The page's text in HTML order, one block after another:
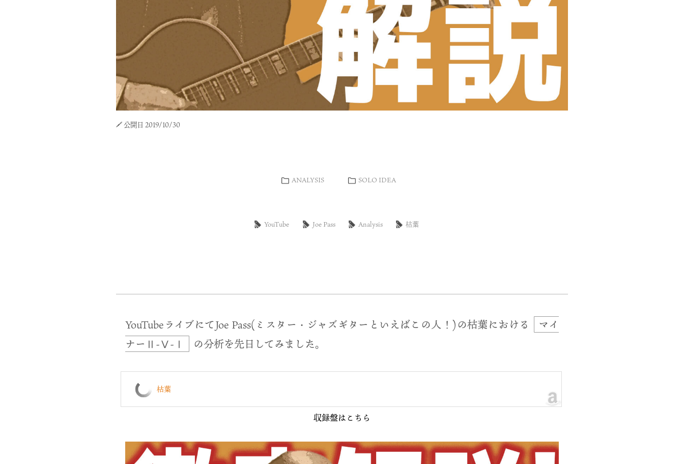
公開日 2019/10/30
ANALYSIS SOLO IDEA
YouTube Joe Pass Analysis 枯葉
YouTubeライブにてJoe Pass(ミスター・ジャズギターといえばこの人！)の枯葉における
マイ
ナーⅡ-Ⅴ-Ⅰ
の分析を先日してみました。
枯葉
収録盤はこちら